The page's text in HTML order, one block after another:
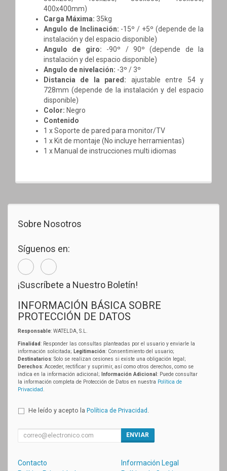
400x400mm)
Carga Máxima: 35kg
Angulo de Inclinación: -15º / +5º (depende de la
instalación y del espacio disponible)
Angulo de giro: -90º / 90º (depende de la
instalación y del espacio disponible)
Angulo de nivelación: -3º / 3º
Distancia de la pared: ajustable entre 54 y
728mm (depende de la instalación y del espacio
disponible)
Color: Negro
Contenido
1 x Soporte de pared para monitor/TV
1 x Kit de montaje (No incluye herramientas)
1 x Manual de instrucciones multi idiomas
Sobre Nosotros
Síguenos en:
¡Suscríbete a Nuestro Boletín!
INFORMACIÓN BÁSICA SOBRE
PROTECCIÓN DE DATOS
Responsable: WATELDA, S.L.
Finalidad: Responder las consultas planteadas por el usuario y enviarle la
información solicitada; Legitimación: Consentimiento del usuario;
Destinatarios: Solo se realizan cesiones si existe una obligación legal;
Derechos: Acceder, rectificar y suprimir, así como otros derechos, como se
indica en la información adicional;
Información Adicional : Puede consultar
la información completa de Protección de Datos en nuestra Política de
Privacidad
He leído y acepto la Política de Privacidad
ENVIAR
Contacto
Información Legal